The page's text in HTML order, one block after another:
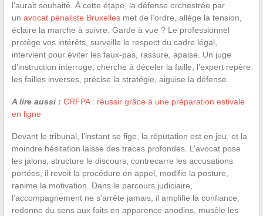
l’aurait souhaité. À cette étape, la défense orchestrée par
un avocat pénaliste Bruxellesmet de l’ordre, allège la tension,
éclaire la marche à suivre. Garde à vue ? Le professionnel
protège vos intérêts, surveille le respect du cadre légal,
intervient pour éviter les faux-pas, rassure, apaise. Un juge
d’instruction interroge, cherche à déceler la faille, l’expert repère
les failles inverses, précise la stratégie, aiguise la défense.
A lire aussi : CRFPA : réussir grâce à une préparation estivale
en ligne
Devant le tribunal, l’instant se fige, la réputation est en jeu, et la
moindre hésitation laisse des traces profondes. L’avocat pose
les jalons, structure le discours, contrecarre les accusations
portées, il revoit la procédure en appel, modifie la posture,
ranime la motivation. Dans le parcours judiciaire,
l’accompagnement ne s’arrête jamais, il amplifie la confiance,
redonne du sens aux faits en apparence anodins, musèle les